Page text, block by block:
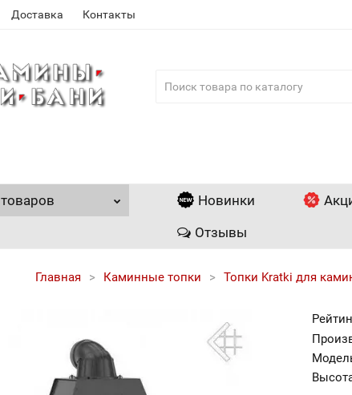
Доставка Контакты
товаров Новинки
Отзывы
Главная Каминные топки Топки Kratki для